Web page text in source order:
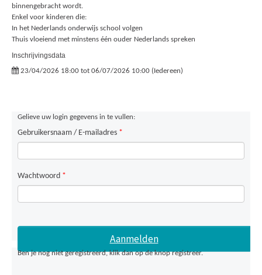
binnengebracht wordt.
Enkel voor kinderen die:
In het Nederlands onderwijs school volgen
Thuis vloeiend met minstens één ouder Nederlands spreken
Inschrijvingsdata
23/04/2026 18:00 tot 06/07/2026 10:00 (Iedereen)
Gelieve uw login gegevens in te vullen:
Gebruikersnaam / E-mailadres *
Wachtwoord *
Ben je nog niet geregistreerd, klik dan op de knop registreer.